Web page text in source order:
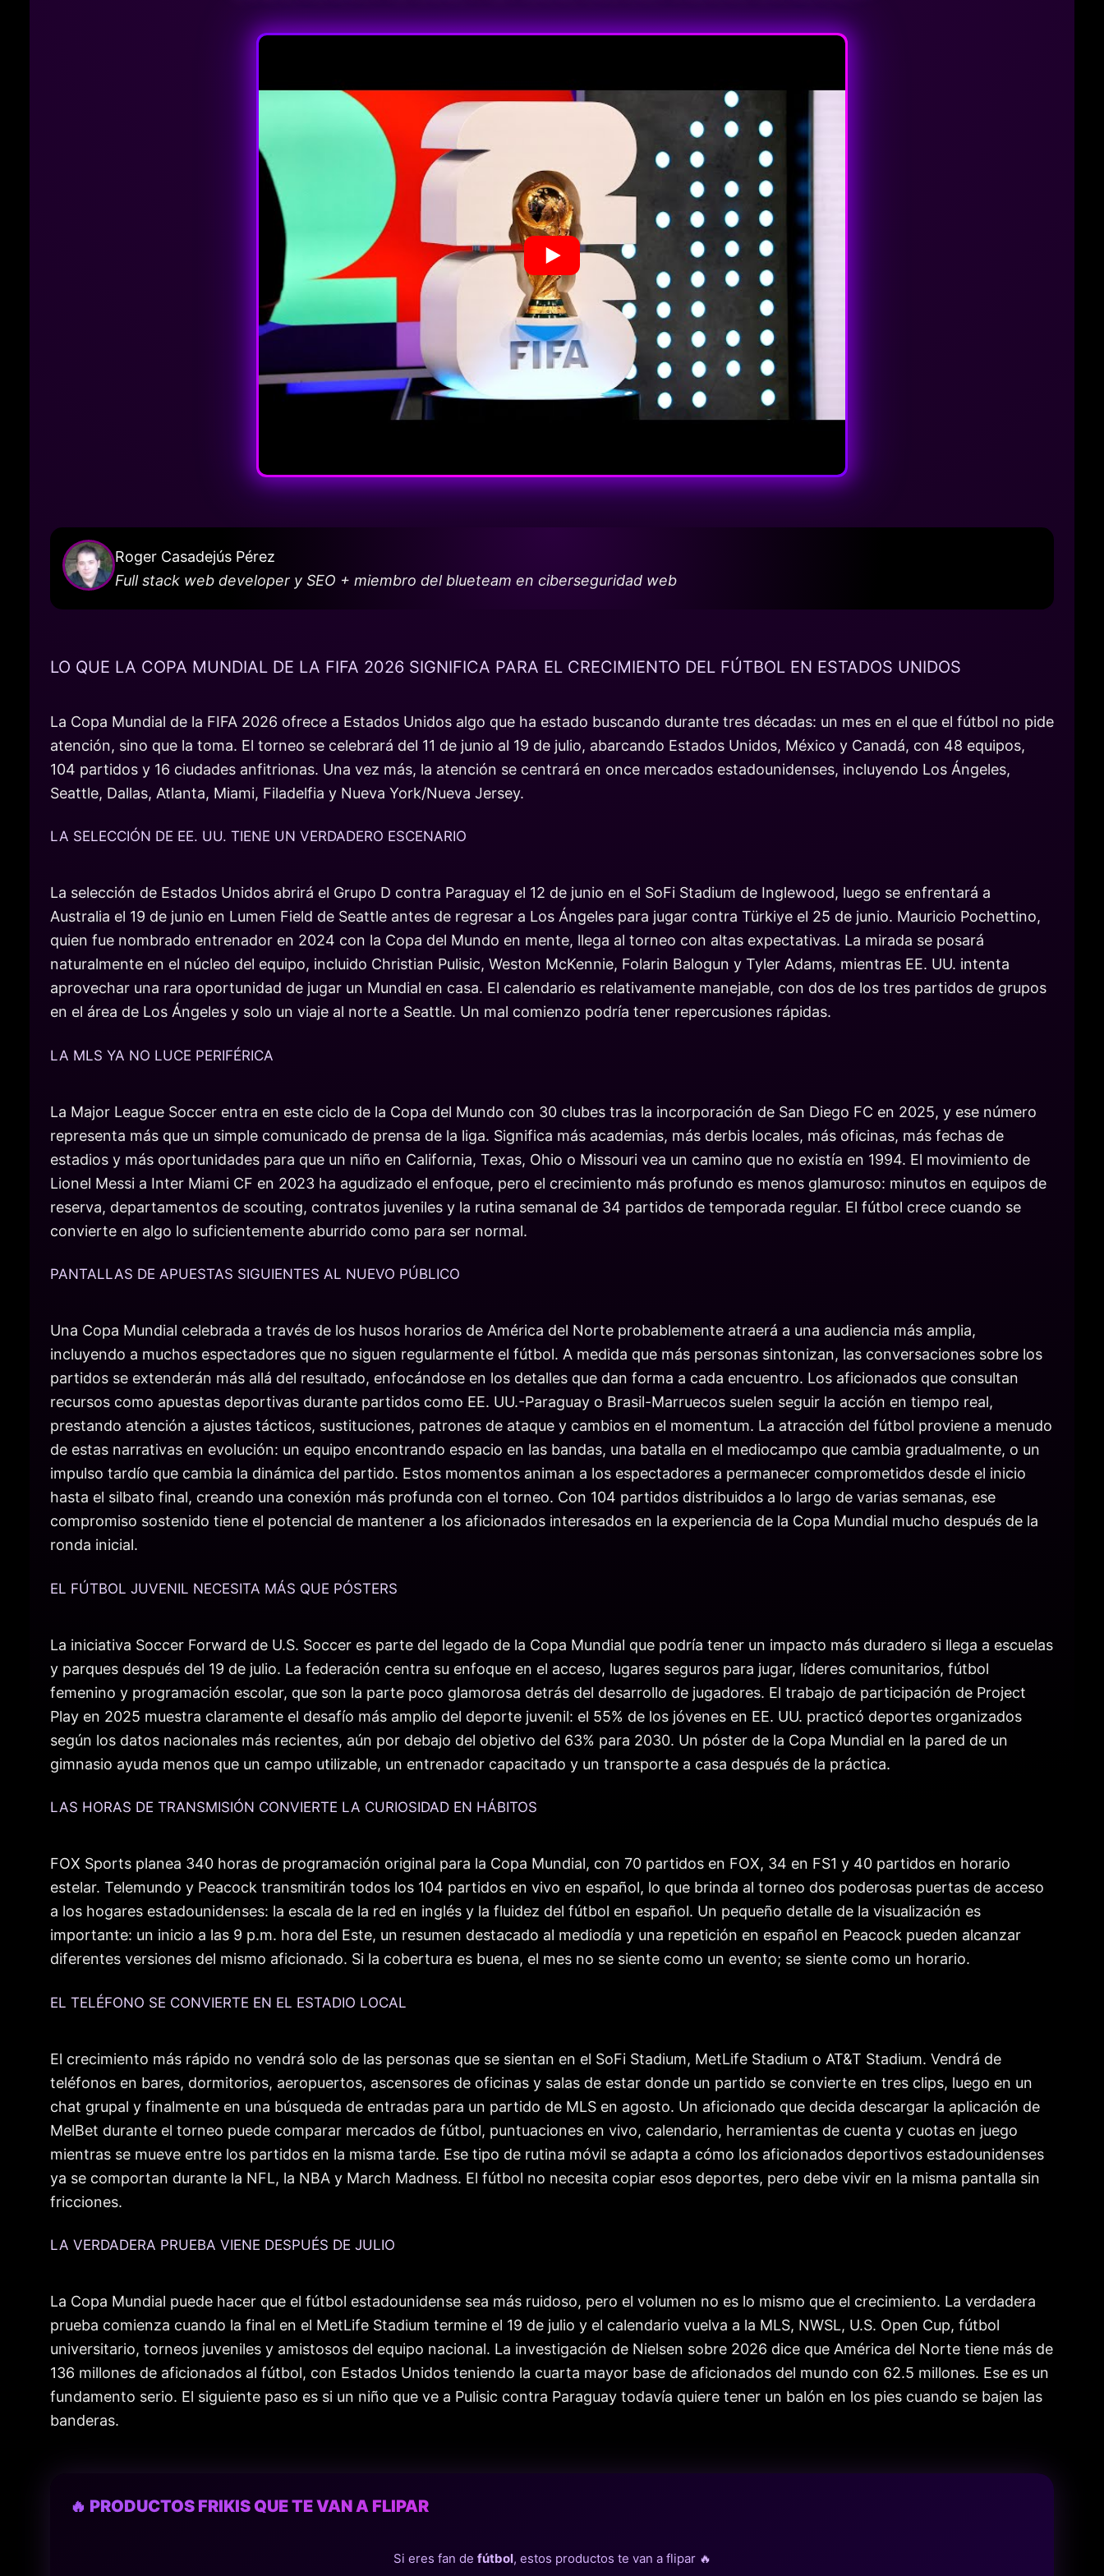
Roger Casadejús Pérez
Full stack web developer y SEO + miembro del blueteam en ciberseguridad web
LO QUE LA COPA MUNDIAL DE LA FIFA 2026 SIGNIFICA PARA EL CRECIMIENTO DEL FÚTBOL EN ESTADOS UNIDOS
La Copa Mundial de la FIFA 2026 ofrece a Estados Unidos algo que ha estado buscando durante tres décadas: un mes en el que el fútbol no pide
atención, sino que la toma. El torneo se celebrará del 11 de junio al 19 de julio, abarcando Estados Unidos, México y Canadá, con 48 equipos,
104 partidos y 16 ciudades anfitrionas. Una vez más, la atención se centrará en once mercados estadounidenses, incluyendo Los Ángeles,
Seattle, Dallas, Atlanta, Miami, Filadelfia y Nueva York/Nueva Jersey.
LA SELECCIÓN DE EE. UU. TIENE UN VERDADERO ESCENARIO
La selección de Estados Unidos abrirá el Grupo D contra Paraguay el 12 de junio en el SoFi Stadium de Inglewood, luego se enfrentará a
Australia el 19 de junio en Lumen Field de Seattle antes de regresar a Los Ángeles para jugar contra Türkiye el 25 de junio. Mauricio Pochettino,
quien fue nombrado entrenador en 2024 con la Copa del Mundo en mente, llega al torneo con altas expectativas. La mirada se posará
naturalmente en el núcleo del equipo, incluido Christian Pulisic, Weston McKennie, Folarin Balogun y Tyler Adams, mientras EE. UU. intenta
aprovechar una rara oportunidad de jugar un Mundial en casa. El calendario es relativamente manejable, con dos de los tres partidos de grupos
en el área de Los Ángeles y solo un viaje al norte a Seattle. Un mal comienzo podría tener repercusiones rápidas.
LA MLS YA NO LUCE PERIFÉRICA
La Major League Soccer entra en este ciclo de la Copa del Mundo con 30 clubes tras la incorporación de San Diego FC en 2025, y ese número
representa más que un simple comunicado de prensa de la liga. Significa más academias, más derbis locales, más oficinas, más fechas de
estadios y más oportunidades para que un niño en California, Texas, Ohio o Missouri vea un camino que no existía en 1994. El movimiento de
Lionel Messi a Inter Miami CF en 2023 ha agudizado el enfoque, pero el crecimiento más profundo es menos glamuroso: minutos en equipos de
reserva, departamentos de scouting, contratos juveniles y la rutina semanal de 34 partidos de temporada regular. El fútbol crece cuando se
convierte en algo lo suficientemente aburrido como para ser normal.
PANTALLAS DE APUESTAS SIGUIENTES AL NUEVO PÚBLICO
Una Copa Mundial celebrada a través de los husos horarios de América del Norte probablemente atraerá a una audiencia más amplia,
incluyendo a muchos espectadores que no siguen regularmente el fútbol. A medida que más personas sintonizan, las conversaciones sobre los
partidos se extenderán más allá del resultado, enfocándose en los detalles que dan forma a cada encuentro. Los aficionados que consultan
recursos como apuestas deportivas durante partidos como EE. UU.-Paraguay o Brasil-Marruecos suelen seguir la acción en tiempo real,
prestando atención a ajustes tácticos, sustituciones, patrones de ataque y cambios en el momentum. La atracción del fútbol proviene a menudo
de estas narrativas en evolución: un equipo encontrando espacio en las bandas, una batalla en el mediocampo que cambia gradualmente, o un
impulso tardío que cambia la dinámica del partido. Estos momentos animan a los espectadores a permanecer comprometidos desde el inicio
hasta el silbato final, creando una conexión más profunda con el torneo. Con 104 partidos distribuidos a lo largo de varias semanas, ese
compromiso sostenido tiene el potencial de mantener a los aficionados interesados en la experiencia de la Copa Mundial mucho después de la
ronda inicial.
EL FÚTBOL JUVENIL NECESITA MÁS QUE PÓSTERS
La iniciativa Soccer Forward de U.S. Soccer es parte del legado de la Copa Mundial que podría tener un impacto más duradero si llega a escuelas
y parques después del 19 de julio. La federación centra su enfoque en el acceso, lugares seguros para jugar, líderes comunitarios, fútbol
femenino y programación escolar, que son la parte poco glamorosa detrás del desarrollo de jugadores. El trabajo de participación de Project
Play en 2025 muestra claramente el desafío más amplio del deporte juvenil: el 55% de los jóvenes en EE. UU. practicó deportes organizados
según los datos nacionales más recientes, aún por debajo del objetivo del 63% para 2030. Un póster de la Copa Mundial en la pared de un
gimnasio ayuda menos que un campo utilizable, un entrenador capacitado y un transporte a casa después de la práctica.
LAS HORAS DE TRANSMISIÓN CONVIERTE LA CURIOSIDAD EN HÁBITOS
FOX Sports planea 340 horas de programación original para la Copa Mundial, con 70 partidos en FOX, 34 en FS1 y 40 partidos en horario
estelar. Telemundo y Peacock transmitirán todos los 104 partidos en vivo en español, lo que brinda al torneo dos poderosas puertas de acceso
a los hogares estadounidenses: la escala de la red en inglés y la fluidez del fútbol en español. Un pequeño detalle de la visualización es
importante: un inicio a las 9 p.m. hora del Este, un resumen destacado al mediodía y una repetición en español en Peacock pueden alcanzar
diferentes versiones del mismo aficionado. Si la cobertura es buena, el mes no se siente como un evento; se siente como un horario.
EL TELÉFONO SE CONVIERTE EN EL ESTADIO LOCAL
El crecimiento más rápido no vendrá solo de las personas que se sientan en el SoFi Stadium, MetLife Stadium o AT&T Stadium. Vendrá de
teléfonos en bares, dormitorios, aeropuertos, ascensores de oficinas y salas de estar donde un partido se convierte en tres clips, luego en un
chat grupal y finalmente en una búsqueda de entradas para un partido de MLS en agosto. Un aficionado que decida descargar la aplicación de
MelBet durante el torneo puede comparar mercados de fútbol, puntuaciones en vivo, calendario, herramientas de cuenta y cuotas en juego
mientras se mueve entre los partidos en la misma tarde. Ese tipo de rutina móvil se adapta a cómo los aficionados deportivos estadounidenses
ya se comportan durante la NFL, la NBA y March Madness. El fútbol no necesita copiar esos deportes, pero debe vivir en la misma pantalla sin
fricciones.
LA VERDADERA PRUEBA VIENE DESPUÉS DE JULIO
La Copa Mundial puede hacer que el fútbol estadounidense sea más ruidoso, pero el volumen no es lo mismo que el crecimiento. La verdadera
prueba comienza cuando la final en el MetLife Stadium termine el 19 de julio y el calendario vuelva a la MLS, NWSL, U.S. Open Cup, fútbol
universitario, torneos juveniles y amistosos del equipo nacional. La investigación de Nielsen sobre 2026 dice que América del Norte tiene más de
136 millones de aficionados al fútbol, con Estados Unidos teniendo la cuarta mayor base de aficionados del mundo con 62.5 millones. Ese es un
fundamento serio. El siguiente paso es si un niño que ve a Pulisic contra Paraguay todavía quiere tener un balón en los pies cuando se bajen las
banderas.
🔥 PRODUCTOS FRIKIS QUE TE VAN A FLIPAR
Si eres fan de fútbol, estos productos te van a flipar 🔥